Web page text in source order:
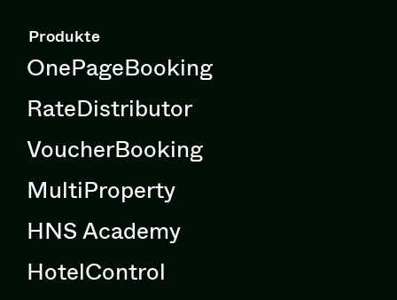
Produkte
OnePageBooking
RateDistributor
VoucherBooking
MultiProperty
HNS Academy
HotelControl